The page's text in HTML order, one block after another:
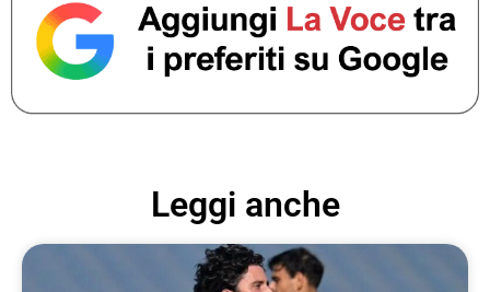
Leggi anche